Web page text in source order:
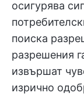
осигурява
поиска
разрешения
извършат
изрично